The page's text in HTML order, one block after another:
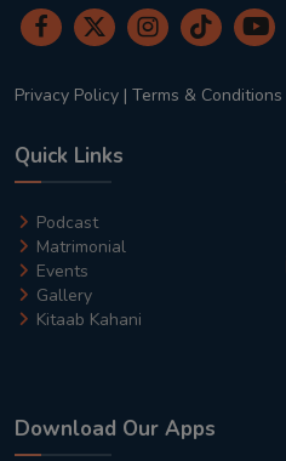
Privacy Policy | Terms & Conditions
Quick Links
Podcast
Matrimonial
Events
Gallery
Kitaab Kahani
Download Our Apps